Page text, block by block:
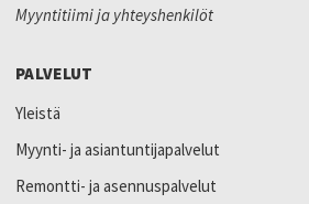
Myyntitiimi ja yhteyshenkilöt
PALVELUT
Yleistä
Myynti- ja asiantuntijapalvelut
Remontti- ja asennuspalvelut